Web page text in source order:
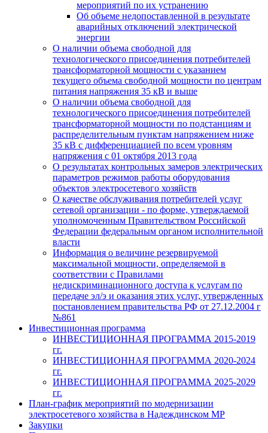
мероприятий по их устранению
Об объеме недопоставленной в результате
аварийных отключений электрической
энергии
О наличии объема свободной для
технологического присоединения потребителей
трансформаторной мощности с указанием
текущего объема свободной мощности по центрам
питания напряжения 35 кВ и выше
О наличии объема свободной для
технологического присоединения потребителей
трансформаторной мощности по подстанциям и
распределительным пунктам напряжением ниже
35 кВ с дифференциацией по всем уровням
напряжения с 01 октября 2013 года
О результатах контрольных замеров электрических
параметров режимов работы оборудования
объектов электросетевого хозяйств
О качестве обслуживания потребителей услуг
сетевой организации - по форме, утверждаемой
уполномоченным Правительством Российской
Федерации федеральным органом исполнительной
власти
Информация о величине резервируемой
максимальной мощности, определяемой в
соответствии с Правилами
недискриминационного доступа к услугам по
передаче эл/э и оказания этих услуг, утвержденных
постановлением правительства РФ от 27.12.2004 г
№861
Инвестиционная программа
ИНВЕСТИЦИОННАЯ ПРОГРАММА 2015-2019
гг.
ИНВЕСТИЦИОННАЯ ПРОГРАММА 2020-2024
гг.
ИНВЕСТИЦИОННАЯ ПРОГРАММА 2025-2029
гг.
План-график мероприятий по модернизации
электросетевого хозяйства в Надеждинском МР
Закупки